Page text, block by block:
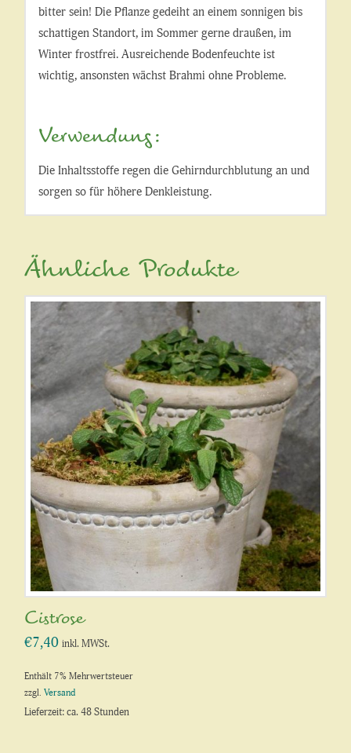
bitter sein! Die Pflanze gedeiht an einem sonnigen bis
schattigen Standort, im Sommer gerne draußen, im
Winter frostfrei. Ausreichende Bodenfeuchte ist
wichtig, ansonsten wächst Brahmi ohne Probleme.
Verwendung:
Die Inhaltsstoffe regen die Gehirndurchblutung an und
sorgen so für höhere Denkleistung.
Ähnliche Produkte
Cistrose
€7,40 inkl. MWSt.
Enthält 7% Mehrwertsteuer
zzgl.Versand
Lieferzeit: ca. 48 Stunden